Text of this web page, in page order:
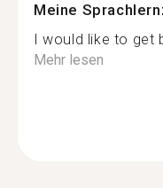
Meine
I would like to get
Mehr lesen